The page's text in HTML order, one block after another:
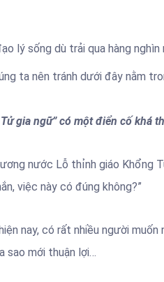
lý sống dù trải qua hàng
ta nên tránh dưới đây nằm
gia ngữ” có một điển cố khá
nước Lỗ thỉnh giáo Khổng
việc này có đúng không?”
nay, có rất nhiều người
sao mới thuận lợi…